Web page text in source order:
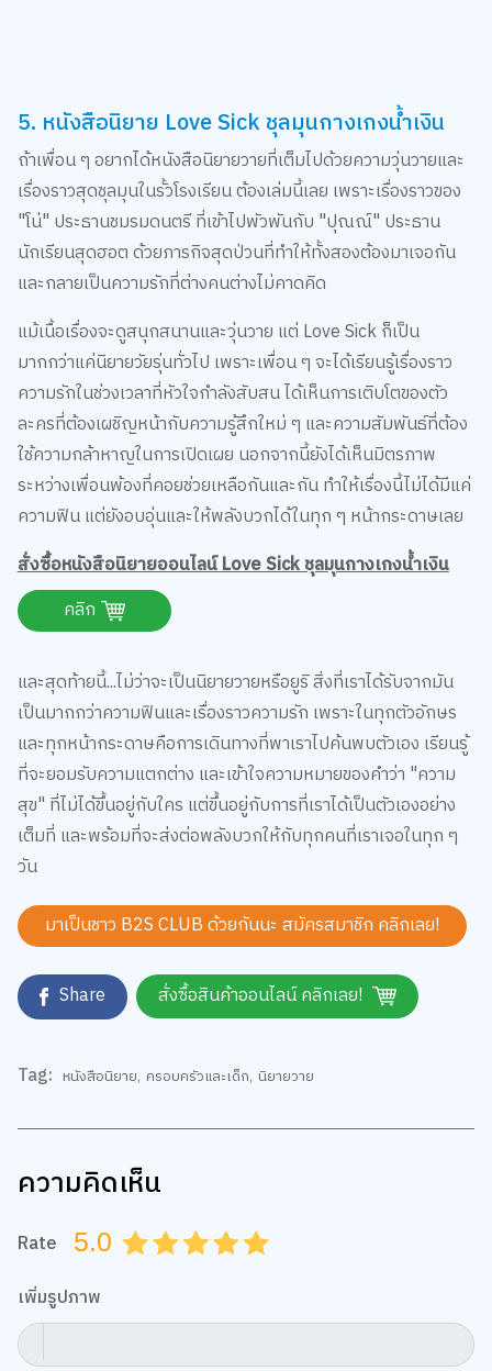
5. หนังสือนิยาย Love Sick ชุลมุนกางเกงน้ำเงิน
ถ้าเพื่อน ๆ อยากได้หนังสือนิยายวายที่เต็มไปด้วยความวุ่นวายและ
เรื่องราวสุดชุลมุนในรั้วโรงเรียน ต้องเล่มนี้เลย เพราะเรื่องราวของ
"โน่" ประธานชมรมดนตรี ที่เข้าไปพัวพันกับ "ปุณณ์" ประธาน
นักเรียนสุดฮอต ด้วยภารกิจสุดป่วนที่ทำให้ทั้งสองต้องมาเจอกัน
และกลายเป็นความรักที่ต่างคนต่างไม่คาดคิด
มากกว่าแค่นิยายวัยรุ่นทั่วไป เพราะเพื่อน ๆ จะได้เรียนรู้เรื่องราว
ความรักในช่วงเวลาที่หัวใจกำลังสับสน ได้เห็นการเติบโตของตัว
ละครที่ต้องเผชิญหน้ากับความรู้สึกใหม่ ๆ และความสัมพันธ์ที่ต้อง
ใช้ความกล้าหาญในการเปิดเผย นอกจากนี้ยังได้เห็นมิตรภาพ
ระหว่างเพื่อนพ้องที่คอยช่วยเหลือกันและกัน ทำให้เรื่องนี้ไม่ได้มีแค่
ความฟิน แต่ยังอบอุ่นและให้พลังบวกได้ในทุก ๆ หน้ากระดาษเลย
สั่งซื้อหนังสือนิยายออนไลน์ Love Sick ชุลมุนกางเกงน้ำเงิน
คลิก
เป็นมากกว่าความฟินและเรื่องราวความรัก เพราะในทุกตัวอักษร
และทุกหน้ากระดาษคือการเดินทางที่พาเราไปค้นพบตัวเอง เรียนรู้
ที่จะยอมรับความแตกต่าง และเข้าใจความหมายของคำว่า "ความ
สุข" ที่ไม่ได้ขึ้นอยู่กับใคร แต่ขึ้นอยู่กับการที่เราได้เป็นตัวเองอย่าง
เต็มที่ และพร้อมที่จะส่งต่อพลังบวกให้กับทุกคนที่เราเจอในทุก ๆ
วัน
มาเป็นชาว B2S CLUB ด้วยกันนะ สมัครสมาชิกคลิกเลย!
Share สั่งซื้อสินค้าออนไลน์ คลิกเลย!
ความคิดเห็น
กำหนดไฟล์รูป jpg, png, gif ขนาดไม่เกิน 5 MB เท่านั้น